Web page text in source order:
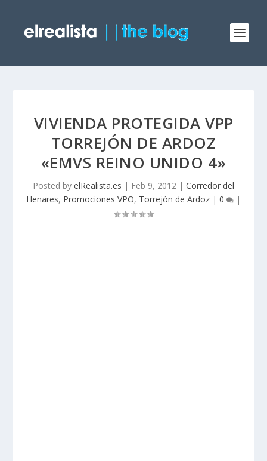
VIVIENDA PROTEGIDA VPP
TORREJÓN DE ARDOZ
«EMVS REINO UNIDO 4»
Posted by elRealista.es | Feb 9, 2012 | Corredor del
Henares, Promociones VPO, Torrejón de Ardoz | 0 |